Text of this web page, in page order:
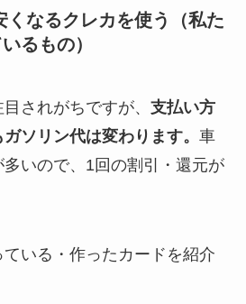
なるクレカを使う（私た
るもの）
されがちですが、 支払い方
ソリン代は変わります。 車
いので、1回の割引・還元が
いる・作ったカードを紹介